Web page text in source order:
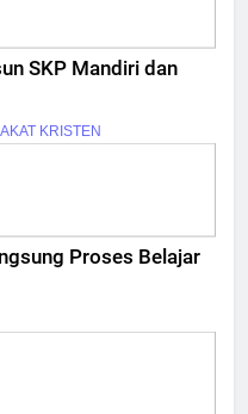
SKP Mandiri dan
KRISTEN
Proses Belajar